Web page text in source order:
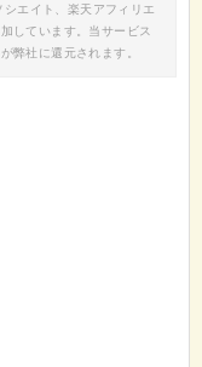
エイト、楽天アフィリエ
しています。当サービス
弊社に還元されます。